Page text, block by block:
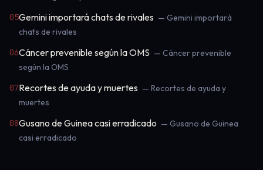
05Gemini importará chats de rivales — Gemini importará
chats de rivales
06Cáncer prevenible según la OMS — Cáncer prevenible
según la OMS
07Recortes de ayuda y muertes — Recortes de ayuda y
muertes
08Gusano de Guinea casi erradicado — Gusano de Guinea
casi erradicado